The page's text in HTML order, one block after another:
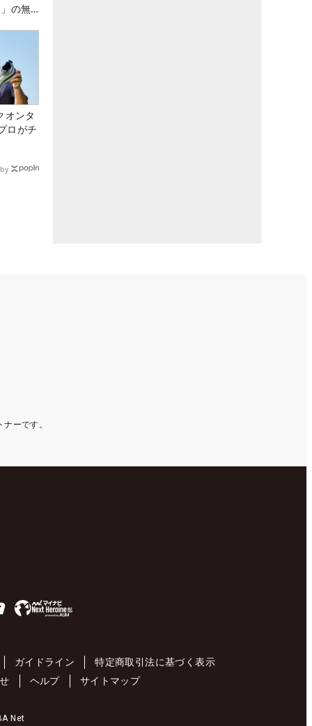
の無
オンタ
ロがチ
ーです。
ガイドライン
特定商取引法に基づく表示
ヘルプ サイトマップ
Net